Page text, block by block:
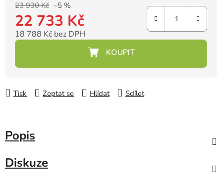
23 930 Kč –5 %
22 733 Kč
18 788 Kč bez DPH
Tisk Zeptat se Hlídat Sdílet
Popis
Diskuze